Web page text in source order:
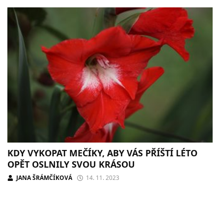
KDY VYKOPAT MEČÍKY, ABY VÁS PŘÍŠTÍ LÉTO
OPĚT OSLNILY SVOU KRÁSOU
JANA ŠRÁMČÍKOVÁ 14. 11. 2023